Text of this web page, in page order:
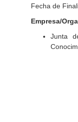
Fecha de
Empresa/
Junta